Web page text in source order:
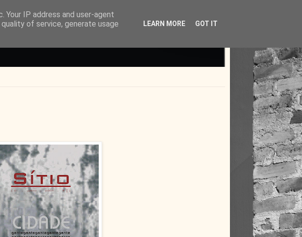
IP address and user-agent
of service, generate usage
LEARN MORE GOT IT